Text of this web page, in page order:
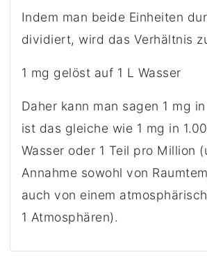
Indem man beide Einheiten
dividiert, wird das Verhältnis
1 mg gelöst auf 1 L Wasser
Daher kann man sagen 1 mg
ist das gleiche wie 1 mg in
Wasser oder 1 Teil pro Million
Annahme sowohl von
auch von einem
1 Atmosphären).